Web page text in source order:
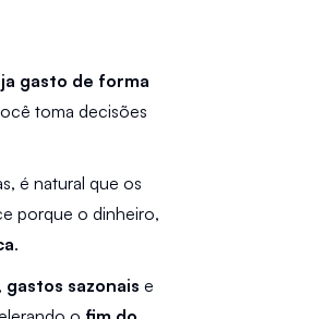
gasto de forma
toma decisões
porque o dinheiro,
.
, gastos sazonais